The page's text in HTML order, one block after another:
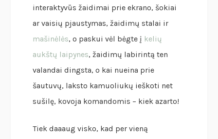
interaktyvūs žaidimai prie ekrano, šokiai
ar vaisių pjaustymas, žaidimų stalai ir
mašinėlės, o paskui vėl bėgte į kelių
aukštų laipynes, žaidimų labirintą ten
valandai dingsta, o kai nueina prie
šautuvų, laksto kamuoliukų ieškoti net
sušilę, kovoja komandomis – kiek azarto!
Tiek daaaug visko, kad per vieną